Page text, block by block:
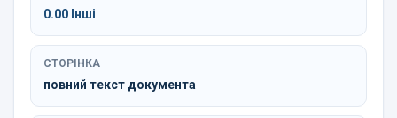
0.00 Інші
СТОРІНКА
повний текст документа